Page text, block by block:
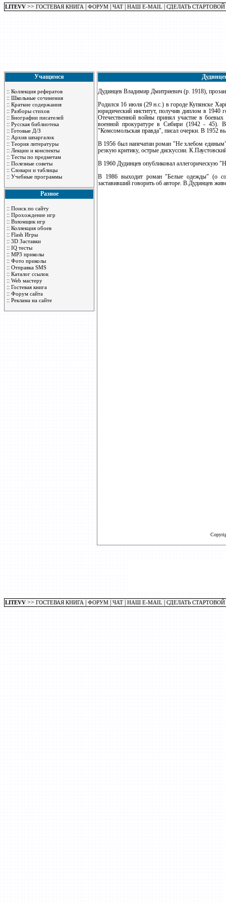
LITEVV >> ГОСТЕВАЯ КНИГА ФОРУМ ЧАТ НАШ E-MAIL СДЕЛАТЬ СТАРТОВОЙ
Учащимся
:: Коллекция рефератов
:: Школьные сочинения
:: Краткие содержания
:: Разборы стихов
:: Биографии писателей
:: Русская библиотека
:: Готовые Д/З
:: Архив шпаргалок
:: Теория литературы
:: Лекции и конспекты
:: Тесты по предметам
:: Полезные советы
:: Словари и таблицы
:: Учебные программы
Разное
:: Поиск по сайту
:: Прохождение игр
:: Взломщик игр
:: Коллекция обоев
:: Flash Игры
:: 3D Заставки
:: IQ тесты
:: MP3 приколы
:: Фото приколы
:: Отправка SMS
:: Каталог ссылок
:: Web мастеру
:: Гостевая книга
:: Форум сайта
:: Реклама на сайте
Дудинцев Владимир Дмитриевич (р. 1918),
Родился 16 июля (29 н.с.) в городе Купянске
юридический институт, получив диплом в
Отечественной войны принял участие в
военной прокуратуре в Сибири (1942 - 45). В
"Комсомольская правда", писал очерки. В 1952
В 1956 был напечатан роман "Не хлебом
резкую критику, острые дискуссии.
В 1960 Дудинцев опубликовал аллегорическую
В 1986 выходит роман "Белые одежды" (о
заставивший говорить об авторе. В.Дудинцев
LITEVV >> ГОСТЕВАЯ КНИГА ФОРУМ ЧАТ НАШ E-MAIL СДЕЛАТЬ СТАРТОВОЙ